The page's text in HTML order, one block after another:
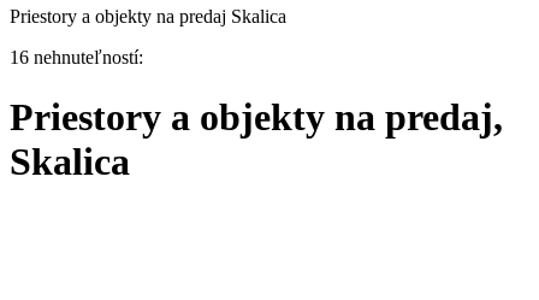
Priestory a objekty na predaj Skalica
16 nehnuteľností:
Priestory a objekty na predaj,
Skalica